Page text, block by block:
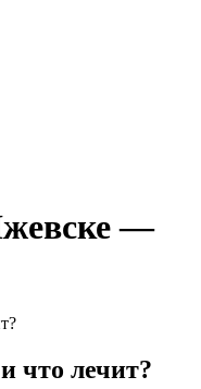
—
что лечит?